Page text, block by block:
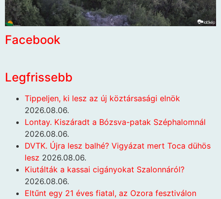
Facebook
Legfrissebb
Tippeljen, ki lesz az új köztársasági elnök
2026.08.06.
Lontay. Kiszáradt a Bózsva-patak Széphalomnál
2026.08.06.
DVTK. Újra lesz balhé? Vigyázat mert Toca dühös
lesz 2026.08.06.
Kiutálták a kassai cigányokat Szalonnáról?
2026.08.06.
Eltűnt egy 21 éves fiatal, az Ozora fesztiválon